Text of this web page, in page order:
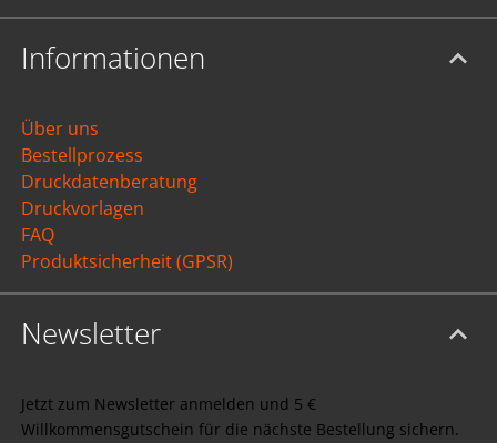
Informationen
Über uns
Bestellprozess
Druckdatenberatung
Druckvorlagen
FAQ
Produktsicherheit (GPSR)
Newsletter
Jetzt zum Newsletter anmelden und 5 €
Willkommensgutschein für die nächste Bestellung sichern.